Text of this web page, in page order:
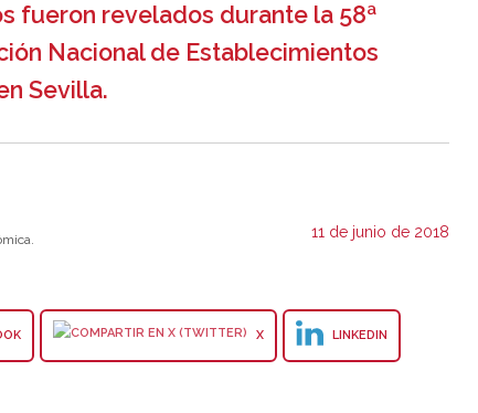
fueron revelados durante la 58ª
Nacional de Establecimientos
Sevilla.
11 de junio de 2018
X LINKEDIN